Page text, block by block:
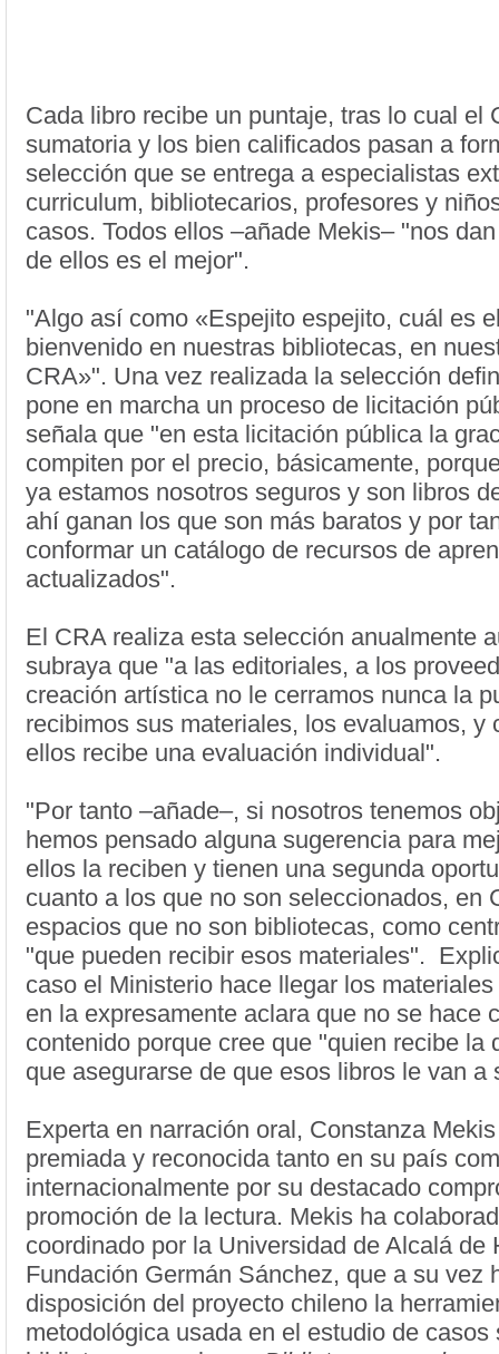
Cada libro recibe un puntaje, tras lo cual el
sumatoria y los bien calificados pasan a
selección que se entrega a especialistas
curriculum, bibliotecarios, profesores y
casos. Todos ellos –añade Mekis– "nos
de ellos es el mejor".
"Algo así como «Espejito espejito, cuál es
bienvenido en nuestras bibliotecas, en
CRA»". Una vez realizada la selección
pone en marcha un proceso de licitación
señala que "en esta licitación pública la
compiten por el precio, básicamente,
ya estamos nosotros seguros y son libros
ahí ganan los que son más baratos y por
conformar un catálogo de recursos de
actualizados".
El CRA realiza esta selección anualmente
subraya que "a las editoriales, a los
creación artística no le cerramos nunca la
recibimos sus materiales, los evaluamos, y
ellos recibe una evaluación individual".
"Por tanto –añade–, si nosotros tenemos
hemos pensado alguna sugerencia para
ellos la reciben y tienen una segunda
cuanto a los que no son seleccionados, en
espacios que no son bibliotecas, como
"que pueden recibir esos materiales".
caso el Ministerio hace llegar los
en la expresamente aclara que no se hace
contenido porque cree que "quien recibe la
que asegurarse de que esos libros le van a
Experta en narración oral, Constanza
premiada y reconocida tanto en su país
internacionalmente por su destacado
promoción de la lectura. Mekis ha
coordinado por la Universidad de Alcalá de
Fundación Germán Sánchez, que a su vez
disposición del proyecto chileno la
metodológica usada en el estudio de casos